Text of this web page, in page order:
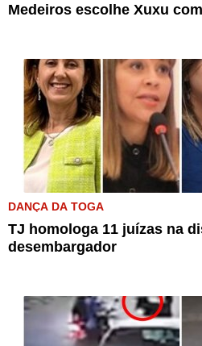
Medeiros escolhe Xuxu
DANÇA DA TOGA
TJ homologa 11 juízas na
desembargador